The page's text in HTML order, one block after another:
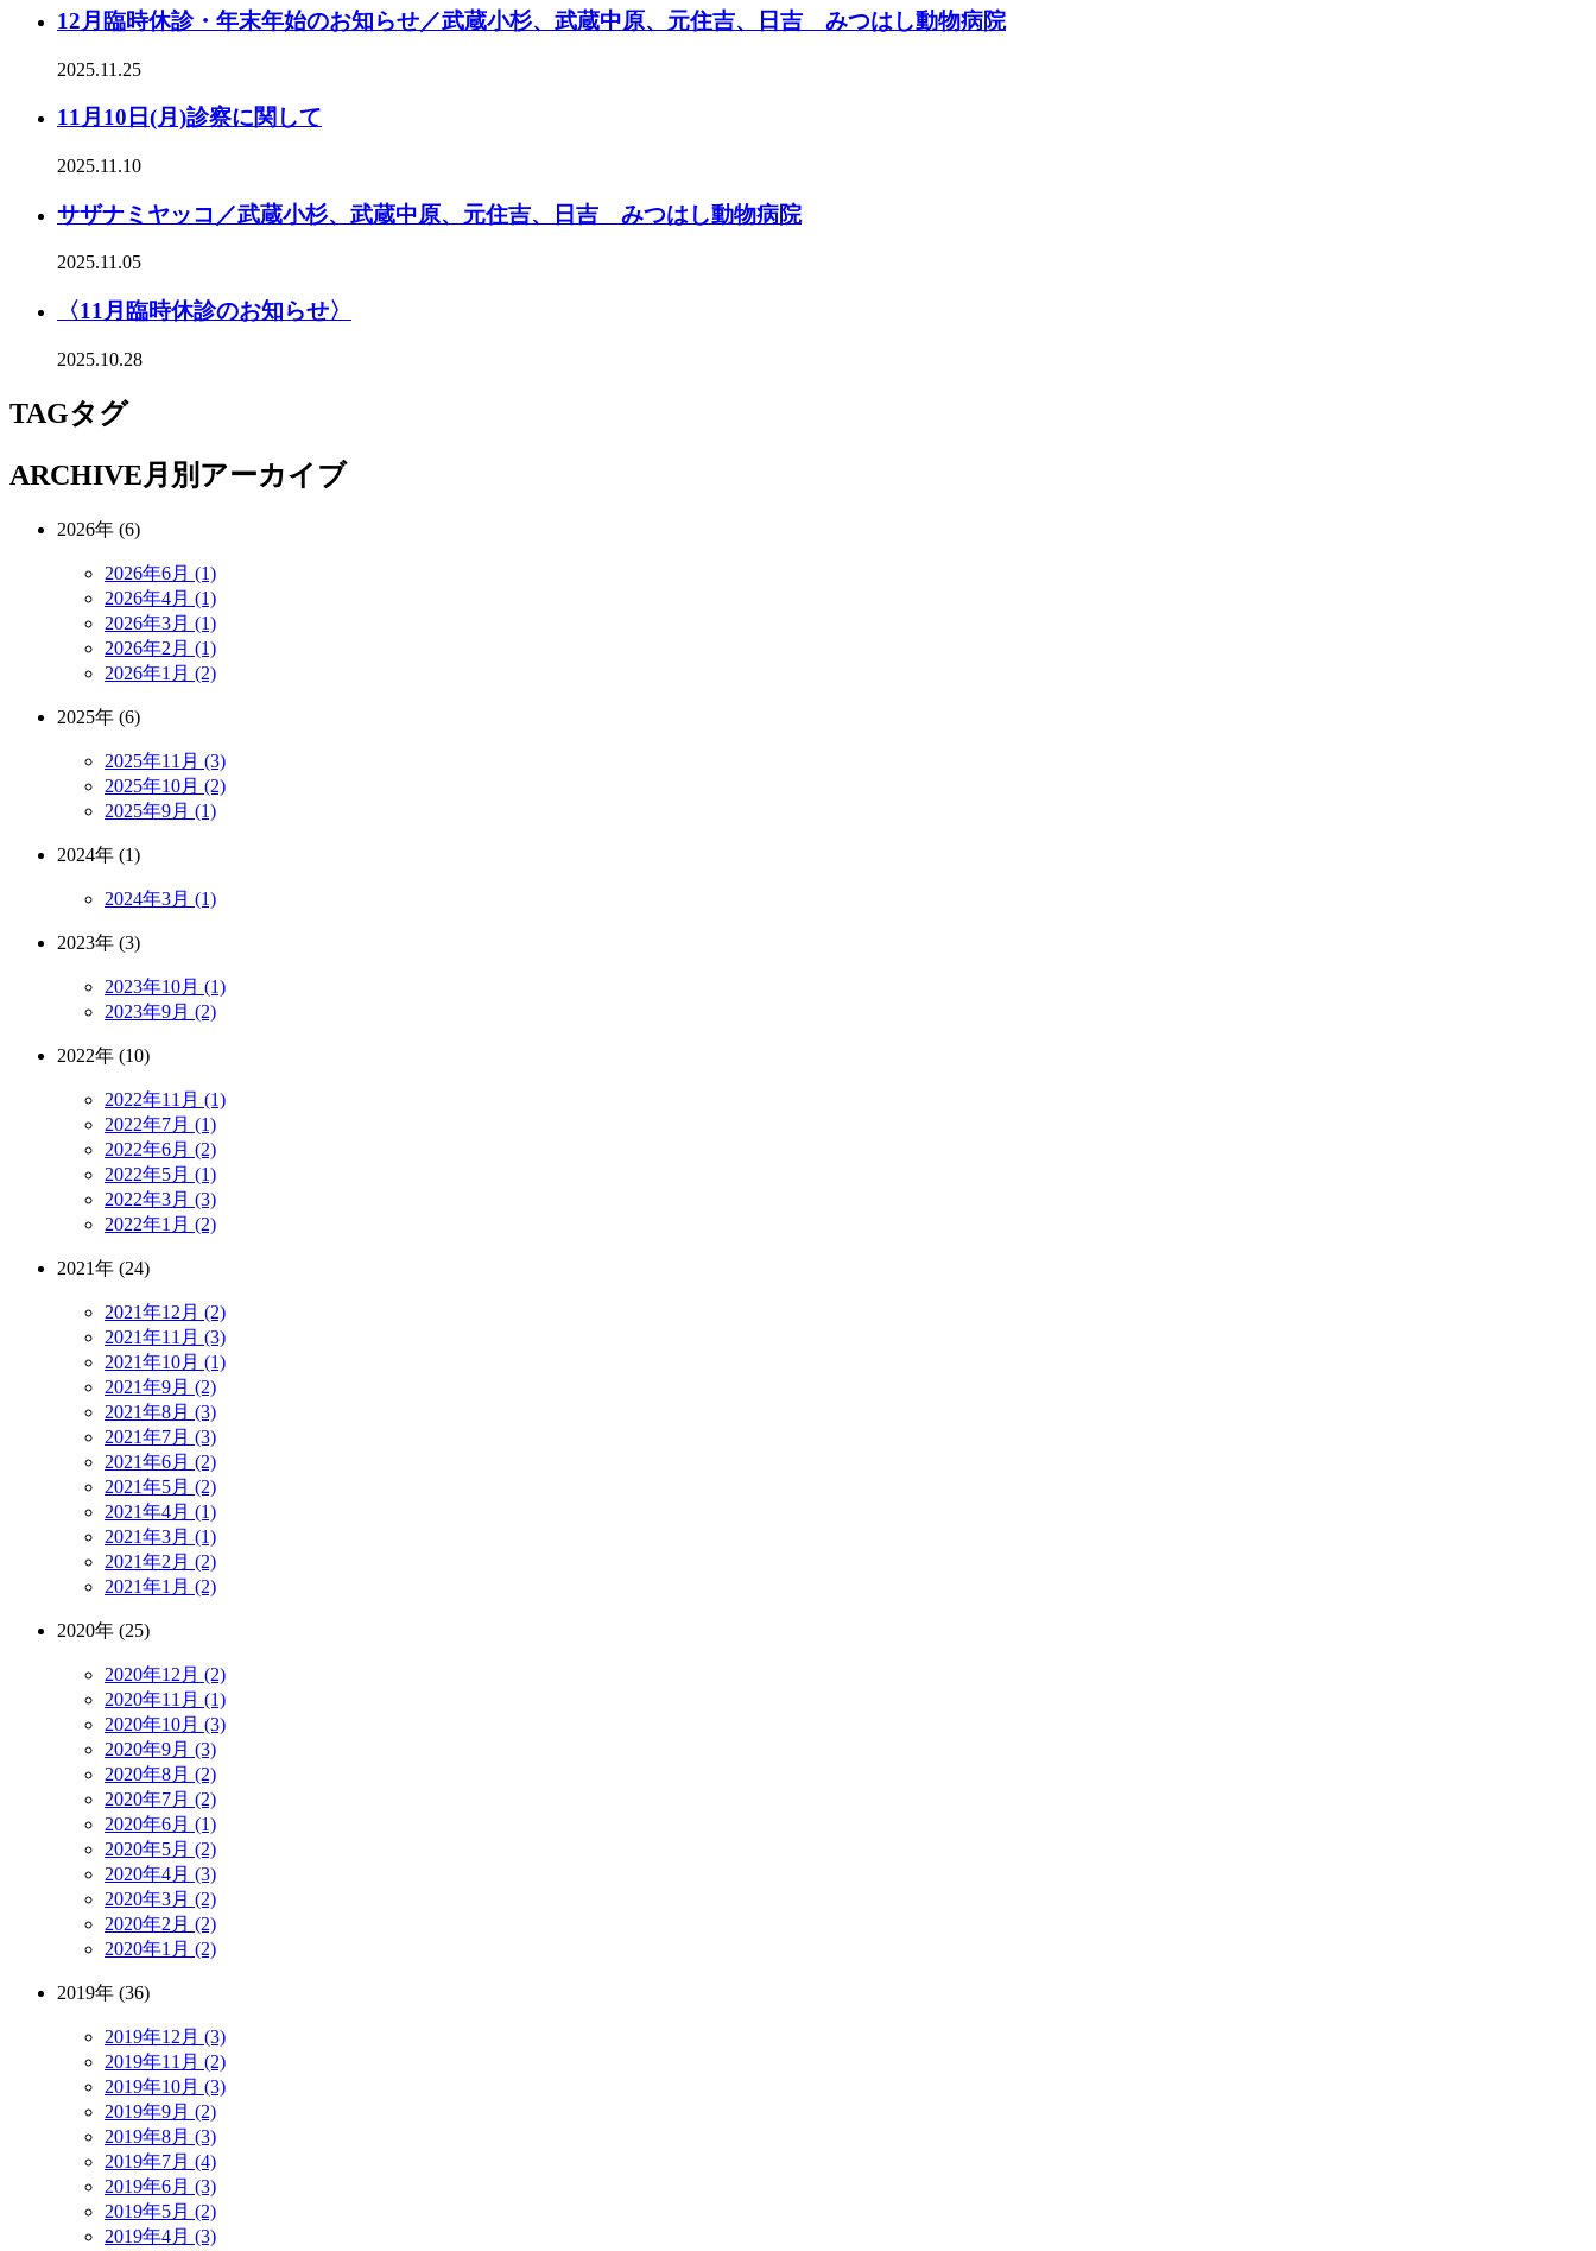
12月臨時休診・年末年始のお知らせ／武蔵小杉、武蔵中原、元住吉、日吉 みつはし動物病院
2025.11.25
11月10日(月)診察に関して
2025.11.10
サザナミヤッコ／武蔵小杉、武蔵中原、元住吉、日吉 みつはし動物病院
2025.11.05
〈11月臨時休診のお知らせ〉
2025.10.28
TAGタグ
ARCHIVE月別アーカイブ
2026年 (6)
2026年6月 (1)
2026年4月 (1)
2026年3月 (1)
2026年2月 (1)
2026年1月 (2)
2025年 (6)
2025年11月 (3)
2025年10月 (2)
2025年9月 (1)
2024年 (1)
2024年3月 (1)
2023年 (3)
2023年10月 (1)
2023年9月 (2)
2022年 (10)
2022年11月 (1)
2022年7月 (1)
2022年6月 (2)
2022年5月 (1)
2022年3月 (3)
2022年1月 (2)
2021年 (24)
2021年12月 (2)
2021年11月 (3)
2021年10月 (1)
2021年9月 (2)
2021年8月 (3)
2021年7月 (3)
2021年6月 (2)
2021年5月 (2)
2021年4月 (1)
2021年3月 (1)
2021年2月 (2)
2021年1月 (2)
2020年 (25)
2020年12月 (2)
2020年11月 (1)
2020年10月 (3)
2020年9月 (3)
2020年8月 (2)
2020年7月 (2)
2020年6月 (1)
2020年5月 (2)
2020年4月 (3)
2020年3月 (2)
2020年2月 (2)
2020年1月 (2)
2019年 (36)
2019年12月 (3)
2019年11月 (2)
2019年10月 (3)
2019年9月 (2)
2019年8月 (3)
2019年7月 (4)
2019年6月 (3)
2019年5月 (2)
2019年4月 (3)